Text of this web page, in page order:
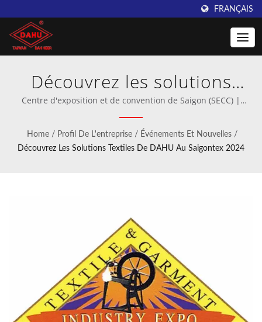
FRANÇAIS
Découvrez les solutions
textiles de DAHU au
Saigontex 2024 | Découvrez
les machines à crochet
Centre d'exposition et de convention de Saigon (SECC) |
Fabricant professionnel de machines à crochet et à tricotage
à trame.
Home / Profil De L'entreprise / Événements Et Nouvelles /
Découvrez Les Solutions Textiles De DAHU Au Saigontex 2024